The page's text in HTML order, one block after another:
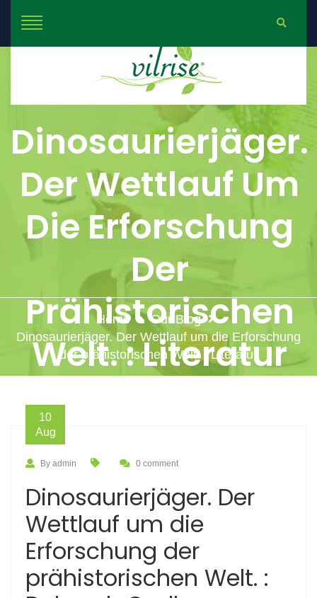
Dinosaurierjäger.
Der Wettlauf Um
Die Erforschung
Der
Prähistorischen
Welt. : Literatur
Home
Our Blog
Dinosaurierjäger. Der Wettlauf um die Erforschung
der prähistorischen Welt. : Literatur
10
Aug
By admin 0 comment
Dinosaurierjäger. Der
Wettlauf um die
Erforschung der
prähistorischen Welt. :